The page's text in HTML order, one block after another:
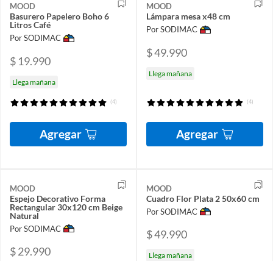
MOOD
Basurero Papelero Boho 6
Litros Café
Por SODIMAC
$ 19.990
Llega mañana
(4)
Agregar
MOOD
Lámpara mesa x48 cm
Por SODIMAC
$ 49.990
Llega mañana
(4)
Agregar
MOOD
Espejo Decorativo Forma
Rectangular 30x120 cm Beige
Natural
Por SODIMAC
$ 29.990
MOOD
Cuadro Flor Plata 2 50x60 cm
Por SODIMAC
$ 49.990
Llega mañana